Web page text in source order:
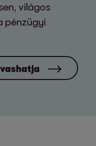
világos
pénzügyi